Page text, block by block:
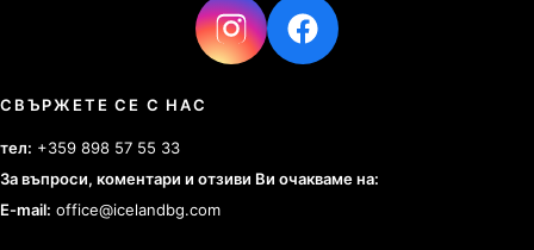
СВЪРЖЕТЕ СЕ С НАС
тел: +359 898 57 55 33
За въпроси, коментари и отзиви Ви очакваме на:
E-mail: office@icelandbg.com